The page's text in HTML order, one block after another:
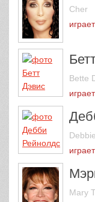
Cher
Bette
Mary